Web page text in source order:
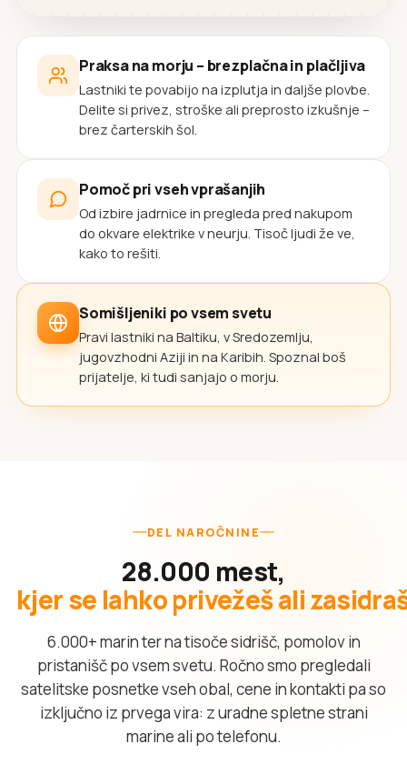
Praksa na morju – brezplačna in plačljiva
Lastniki te povabijo na izplutja in daljše plovbe.
Delite si privez, stroške ali preprosto izkušnje –
brez čarterskih šol.
Pomoč pri vseh vprašanjih
Od izbire jadrnice in pregleda pred nakupom
do okvare elektrike v neurju. Tisoč ljudi že ve,
kako to rešiti.
Somišljeniki po vsem svetu
Pravi lastniki na Baltiku, v Sredozemlju,
jugovzhodni Aziji in na Karibih. Spoznal boš
prijatelje, ki tudi sanjajo o morju.
DEL NAROČNINE
28.000 mest,
kjer se lahko privežeš ali
6.000+ marin ter na tisoče sidrišč, pomolov in
pristanišč po vsem svetu. Ročno smo pregledali
satelitske posnetke vseh obal, cene in kontakti pa so
izključno iz prvega vira: z uradne spletne strani
marine ali po telefonu.